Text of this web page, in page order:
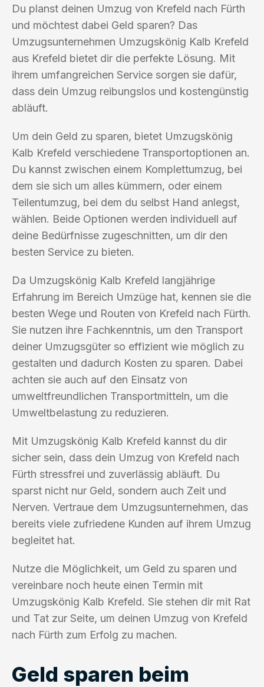
Du planst deinen Umzug von Krefeld nach Fürth
und möchtest dabei Geld sparen? Das
Umzugsunternehmen Umzugskönig Kalb Krefeld
aus Krefeld bietet dir die perfekte Lösung. Mit
ihrem umfangreichen Service sorgen sie dafür,
dass dein Umzug reibungslos und kostengünstig
abläuft.
Um dein Geld zu sparen, bietet Umzugskönig
Kalb Krefeld verschiedene Transportoptionen an.
Du kannst zwischen einem Komplettumzug, bei
dem sie sich um alles kümmern, oder einem
Teilentumzug, bei dem du selbst Hand anlegst,
wählen. Beide Optionen werden individuell auf
deine Bedürfnisse zugeschnitten, um dir den
besten Service zu bieten.
Da Umzugskönig Kalb Krefeld langjährige
Erfahrung im Bereich Umzüge hat, kennen sie die
besten Wege und Routen von Krefeld nach Fürth.
Sie nutzen ihre Fachkenntnis, um den Transport
deiner Umzugsgüter so effizient wie möglich zu
gestalten und dadurch Kosten zu sparen. Dabei
achten sie auch auf den Einsatz von
umweltfreundlichen Transportmitteln, um die
Umweltbelastung zu reduzieren.
Mit Umzugskönig Kalb Krefeld kannst du dir
sicher sein, dass dein Umzug von Krefeld nach
Fürth stressfrei und zuverlässig abläuft. Du
sparst nicht nur Geld, sondern auch Zeit und
Nerven. Vertraue dem Umzugsunternehmen, das
bereits viele zufriedene Kunden auf ihrem Umzug
begleitet hat.
Nutze die Möglichkeit, um Geld zu sparen und
vereinbare noch heute einen Termin mit
Umzugskönig Kalb Krefeld. Sie stehen dir mit Rat
und Tat zur Seite, um deinen Umzug von Krefeld
nach Fürth zum Erfolg zu machen.
Geld sparen beim